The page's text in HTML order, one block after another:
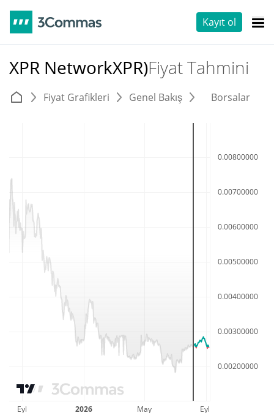
Kayıt ol
XPR NetworkXPR)Fiyat Tahmini
Fiyat Grafikleri Genel Bakış Borsalar